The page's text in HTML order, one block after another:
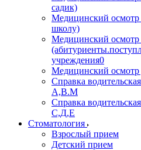
садик)
Медицинский
школу)
Медицинский
учреждения0
Медицинский осмотр
Справка
А,В.М
Справка
С,Д,Е
Стоматология
Взрослый прием
Детский прием